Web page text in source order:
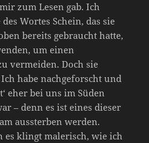
zum Lesen gab. Ich
Wortes Schein, das sie
bereits gebraucht hatte,
um einen
vermeiden. Doch sie
habe nachgeforscht und
eher bei uns im Süden
– denn es ist eines dieser
aussterben werden.
es klingt malerisch, wie ich